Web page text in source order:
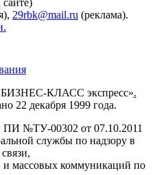
сайте)
29rbk@mail.ru (реклама).
КЛАСС экспресс».
22 декабря 1999 года.
ПИ №ТУ-00302 от 07.10.2011
службы по надзору в
массовых коммуникаций по